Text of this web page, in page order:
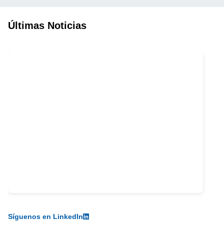
Últimas Noticias
Síguenos en LinkedIn